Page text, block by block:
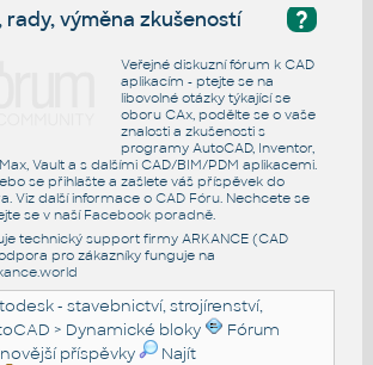
?
rady, výměna zkušeností
Veřejné diskuzní fórum k CAD
aplikacím - ptejte se na
libovolné otázky týkající se
oboru CAx, podělte se o vaše
znalosti a zkušenosti s
programy AutoCAD, Inventor,
Vault a s dalšími CAD/BIM/PDM aplikacemi.
se přihlašte a zašlete váš příspěvek do
Viz další informace o CAD Fóru. Nechcete se
se v naší Facebook poradně.
technický support firmy ARKANCE (CAD
pro zákazníky funguje na
- stavebnictví, strojírenství,
> Dynamické bloky
Fórum
příspěvky
Najít